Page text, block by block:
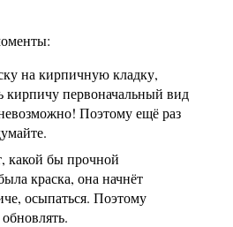
на кирпичную кладку,
первоначальный вид
Поэтому ещё раз
какой бы прочной
краска, она начнёт
осыпаться. Поэтому